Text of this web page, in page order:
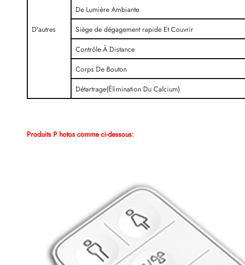
D'autres
De Lumière Ambiante
Siège de dégagement rapide Et Couvrir
Contrôle À Distance
Corps De Bouton
Détartrage(Élimination Du Calcium)
Produits Photos comme ci-dessous: